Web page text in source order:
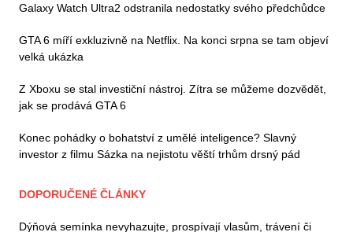
Galaxy Watch Ultra2 odstranila nedostatky svého předchůdce
GTA 6 míří exkluzivně na Netflix. Na konci srpna se tam objeví
velká ukázka
Z Xboxu se stal investiční nástroj. Zítra se můžeme dozvědět,
jak se prodává GTA 6
Konec pohádky o bohatství z umělé inteligence? Slavný
investor z filmu Sázka na nejistotu věští trhům drsný pád
DOPORUČENÉ ČLÁNKY
Dýňová semínka nevyhazujte, prospívají vlasům, trávení či